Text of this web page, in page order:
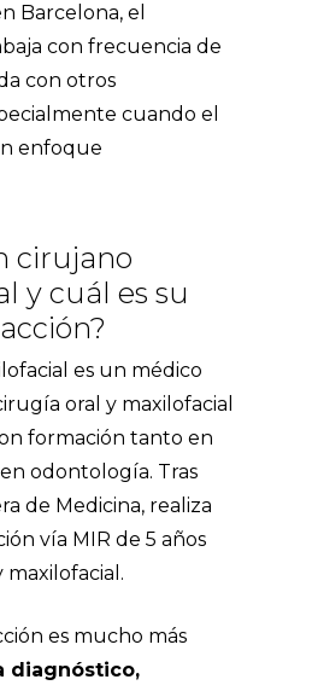
Barcelona, el
con frecuencia de
con otros
cuando el
enfoque
cirujano
y cuál es su
es un médico
oral y maxilofacial
formación tanto en
odontología. Tras
de Medicina, realiza
vía MIR de 5 años
es mucho más
diagnóstico,